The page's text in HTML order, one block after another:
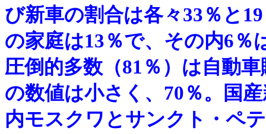
び新車の割合は各々33％と
の家庭は13％で、その内6％
圧倒的多数（81％）は自動
の数値は小さく、70％。国
内モスクワとサンクト・ペ